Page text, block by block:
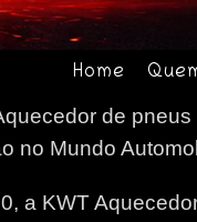
Home
de
no Mundo
a KWT